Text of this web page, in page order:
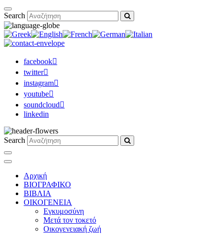
Search
facebook
twitter
instagram
youtube
soundcloud
linkedin
Search
Αρχική
ΒΙΟΓΡΑΦΙΚΟ
ΒΙΒΛΙΑ
ΟΙΚΟΓΕΝΕΙΑ
Εγκυμοσύνη
Μετά τον τοκετό
Οικογενειακή ζωή